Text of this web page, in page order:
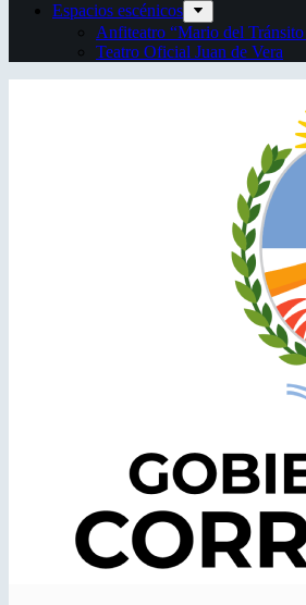
Espacios escénicos
Anfiteatro “Mario del
Teatro Oficial Juan de Vera